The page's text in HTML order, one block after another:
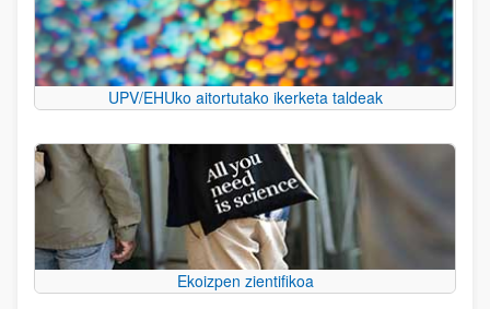
UPV/EHUko aitortutako ikerketa taldeak
Ekoizpen zientifikoa